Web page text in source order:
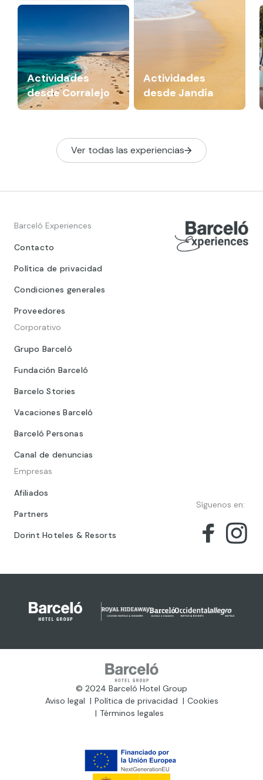
Actividades
desde Jandía
Actividades
desde Corralejo
Ver todas las experiencias
Barceló Experiences
Contacto
Política de privacidad
Condiciones generales
Proveedores
Corporativo
Grupo Barceló
Fundación Barceló
Barcelo Stories
Vacaciones Barceló
Barceló Personas
Canal de denuncias
Empresas
Afiliados
Partners
Dorint Hoteles & Resorts
Síguenos en:
© 2024 Barceló Hotel Group
Aviso legal
Política de privacidad
Cookies
Términos legales